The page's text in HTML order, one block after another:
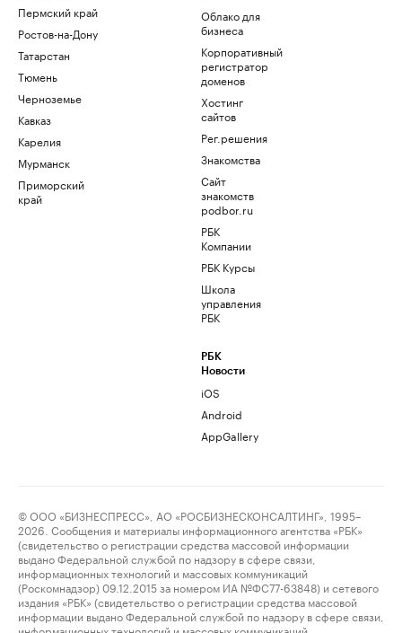
Пермский край
Ростов-на-Дону
Татарстан
Тюмень
Черноземье
Кавказ
Карелия
Мурманск
Приморский
край
Облако для
бизнеса
Корпоративный
регистратор
доменов
Хостинг
сайтов
Рег.решения
Знакомства
Сайт
знакомств
podbor.ru
РБК
Компании
РБК Курсы
Школа
управления
РБК
РБК
Новости
iOS
Android
AppGallery
© ООО «БИЗНЕСПРЕСС», АО «РОСБИЗНЕСКОНСАЛТИНГ», 1995–
2026. Сообщения и материалы информационного агентства «РБК»
(свидетельство о регистрации средства массовой информации
выдано Федеральной службой по надзору в сфере связи,
информационных технологий и массовых коммуникаций
(Роскомнадзор) 09.12.2015 за номером ИА №ФС77-63848) и сетевого
издания «РБК» (свидетельство о регистрации средства массовой
информации выдано Федеральной службой по надзору в сфере связи,